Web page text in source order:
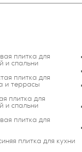
плитка для
и спальни
плитка для
и террасы
плитка для
и спальни
плитка для
плитка для кухни